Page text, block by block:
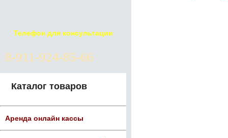
Телефон для консультации
8-911-924-85-66
Каталог товаров
Аренда онлайн кассы